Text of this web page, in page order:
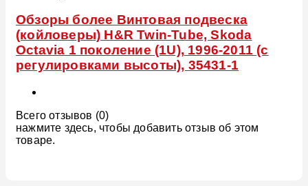
Обзоры более Винтовая подвеска
(койловеры) H&R Twin-Tube, Skoda
Octavia 1 поколение (1U), 1996-2011 (с
регулировками высоты), 35431-1
Всего отзывов (0)
нажмите здесь, чтобы добавить отзыв об этом
товаре.